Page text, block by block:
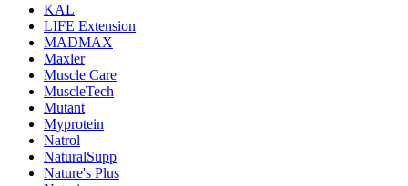
KAL
LIFE Extension
MADMAX
Maxler
Muscle Care
MuscleTech
Mutant
Myprotein
Natrol
NaturalSupp
Nature's Plus